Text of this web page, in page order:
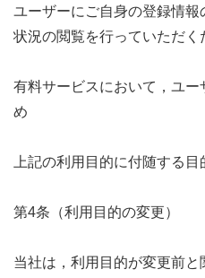
ユーザーにご自身の登録情
状況の閲覧を行っていただく
有料サービスにおいて，ユ
め
上記の利用目的に付随する目
第4条（利用目的の変更）
当社は，利用目的が変更前